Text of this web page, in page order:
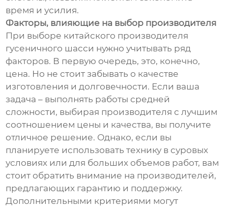
время и усилия.
Факторы, влияющие на выбор производителя
При выборе китайского производителя
гусеничного шасси нужно учитывать ряд
факторов. В первую очередь, это, конечно,
цена. Но не стоит забывать о качестве
изготовления и долговечности. Если ваша
задача – выполнять работы средней
сложности, выбирая производителя с лучшим
соотношением цены и качества, вы получите
отличное решение. Однако, если вы
планируете использовать технику в суровых
условиях или для больших объемов работ, вам
стоит обратить внимание на производителей,
предлагающих гарантию и поддержку.
Дополнительными критериями могут